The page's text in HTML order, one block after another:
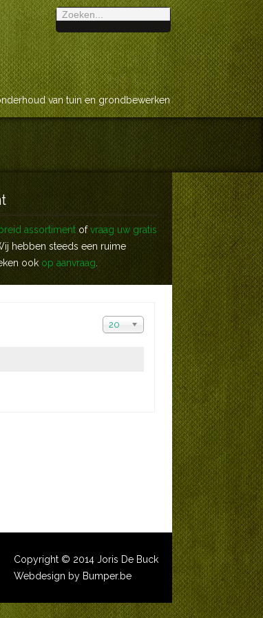
van tuin en grondbewerken
assortimentofvraag uw gratis
hebben steeds een ruime
ook op aanvraag
20
Copyright © 2014 Joris De Buck
Webdesign by Bumper.be